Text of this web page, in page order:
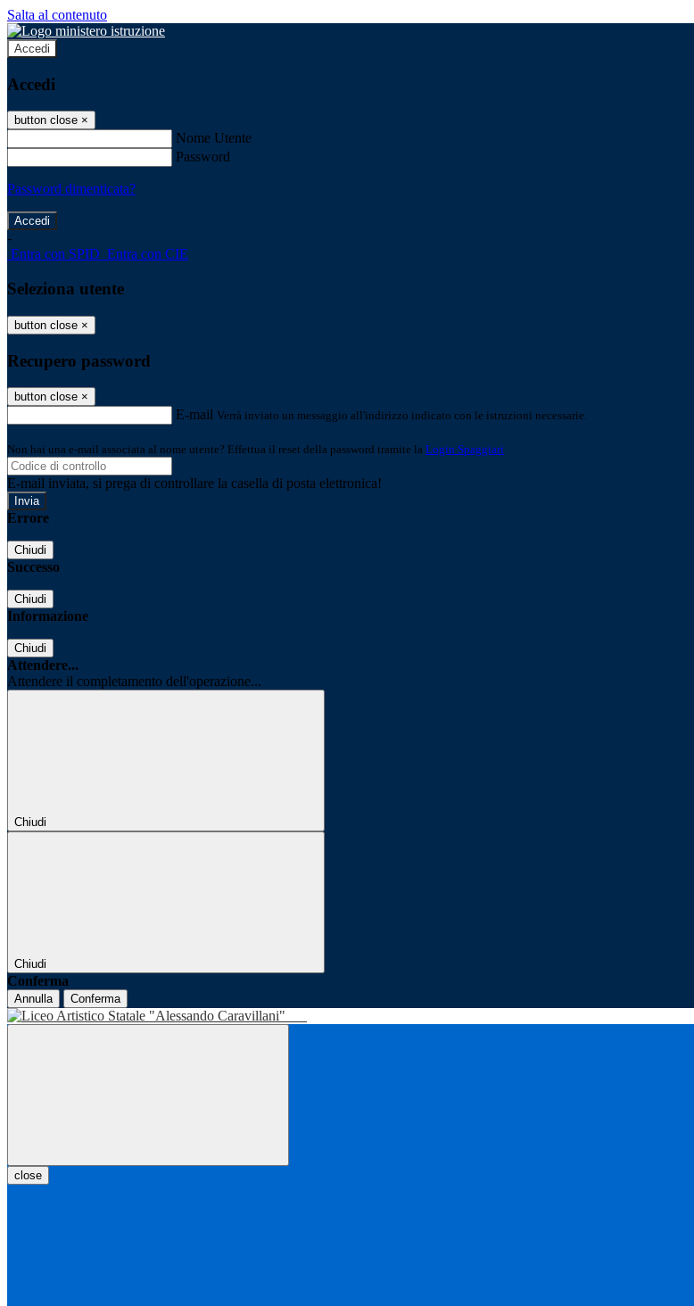
Salta al contenuto
Accedi
Accedi
button close ×
Nome Utente
Password
Password dimenticata?
-
Entra con SPID Entra con CIE
Seleziona utente
button close ×
Recupero password
button close ×
E-mail Verrà inviato un messaggio all'indirizzo indicato con le istruzioni necessarie.
Non hai una e-mail associata al nome utente? Effettua il reset della password tramite la Login Spaggiari
E-mail inviata, si prega di controllare la casella di posta elettronica!
Errore
Chiudi
Successo
Chiudi
Informazione
Chiudi
Attendere...
Attendere il completamento dell'operazione...
Chiudi
Chiudi
Conferma
Annulla Conferma
close